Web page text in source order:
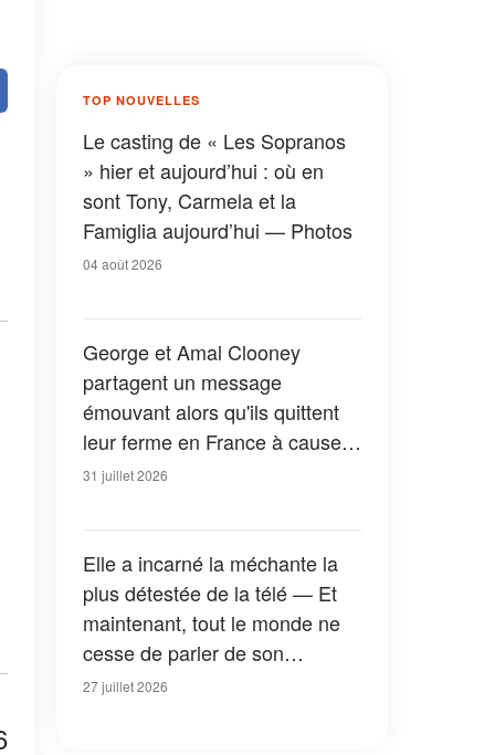
TOP NOUVELLES
Le casting de « Les Sopranos
» hier et aujourd’hui : où en
sont Tony, Carmela et la
Famiglia aujourd’hui — Photos
04 août 2026
George et Amal Clooney
partagent un message
émouvant alors qu'ils quittent
leur ferme en France à cause
des feux de forêt — Tous les
31 juillet 2026
Elle a incarné la méchante la
plus détestée de la télé — Et
maintenant, tout le monde ne
cesse de parler de son
apparition dans la nouvelle
27 juillet 2026